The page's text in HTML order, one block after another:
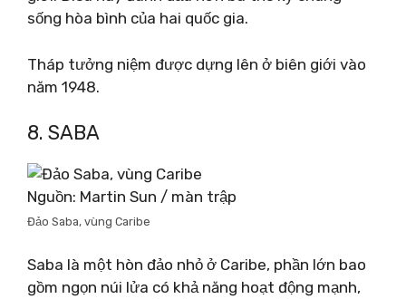
sống hòa bình của hai quốc gia.
Tháp tưởng niệm được dựng lên ở biên giới vào
năm 1948.
8. SABA
Nguồn: Martin Sun / màn trập
Đảo Saba, vùng Caribe
Saba là một hòn đảo nhỏ ở Caribe, phần lớn bao
gồm ngọn núi lửa có khả năng hoạt động mạnh,